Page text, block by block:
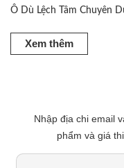
Ô Dù Lệch Tâm Chuyên
Xem thêm
Nhập địa chi email
phẩm và giá